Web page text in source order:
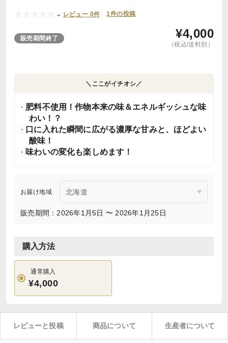
- レビュー 0件 1件の投稿
販売期間終了 ¥4,000
（税込/送料別）
＼ここがイチオシ／
肥料不使用！作物本来の味＆エネルギッシュな味
わい！？
口に入れた瞬間に広がる濃厚な甘みと、ほどよい
酸味！
味わいの変化も楽しめます！
お届け地域
販売期間：2026年1月5日 〜 2026年1月25日
購入方法
通常購入
¥4,000
レビューと投稿 商品について 生産者について